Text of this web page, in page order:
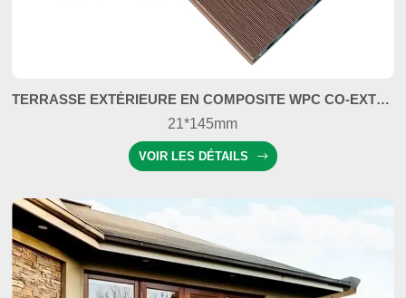
TERRASSE EXTÉRIEURE EN COMPOSITE WPC CO-EXTRUDÉ, COULEUR PERSONNALISABLE
21*145mm
VOIR LES DÉTAILS